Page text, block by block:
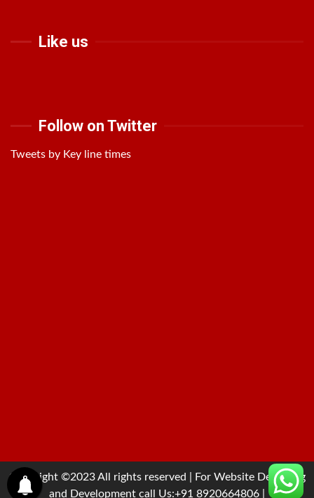
Like us
Follow on Twitter
Tweets by Key line times
Copyright ©2023 All rights reserved | For Website Designing
and Development call Us:+91 8920664806